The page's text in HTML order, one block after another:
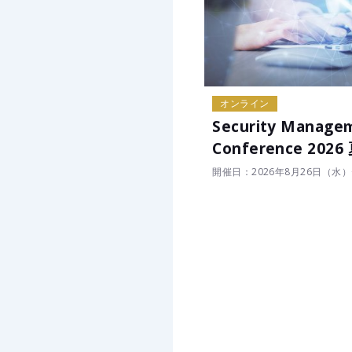
オンライン
Security
Conference 2026
開催日：2026年8月26日（水